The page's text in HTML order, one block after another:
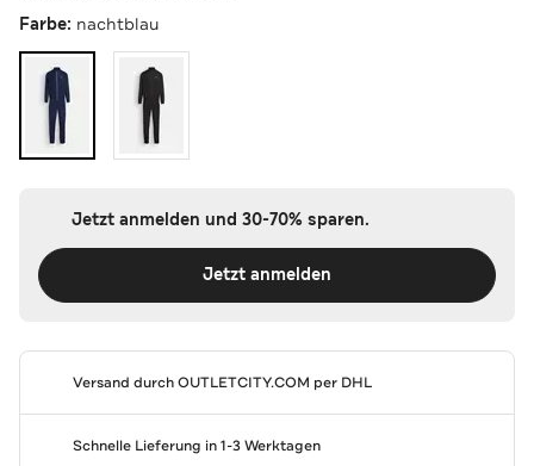
Farbe: nachtblau
Jetzt anmelden und 30-70% sparen.
Jetzt anmelden
Versand durchOUTLETCITY.COM per DHL
Schnelle Lieferung in 1-3 Werktagen